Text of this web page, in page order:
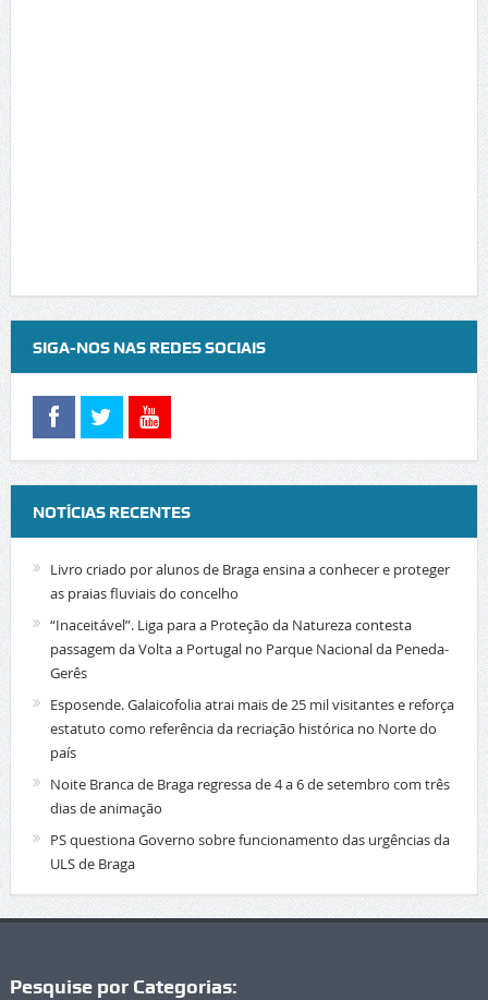
SIGA-NOS NAS REDES SOCIAIS
NOTÍCIAS RECENTES
Livro criado por alunos de Braga ensina a conhecer e proteger
as praias fluviais do concelho
“Inaceitável”. Liga para a Proteção da Natureza contesta
passagem da Volta a Portugal no Parque Nacional da Peneda-
Gerês
Esposende. Galaicofolia atrai mais de 25 mil visitantes e reforça
estatuto como referência da recriação histórica no Norte do
país
Noite Branca de Braga regressa de 4 a 6 de setembro com três
dias de animação
PS questiona Governo sobre funcionamento das urgências da
ULS de Braga
Pesquise por Categorias: